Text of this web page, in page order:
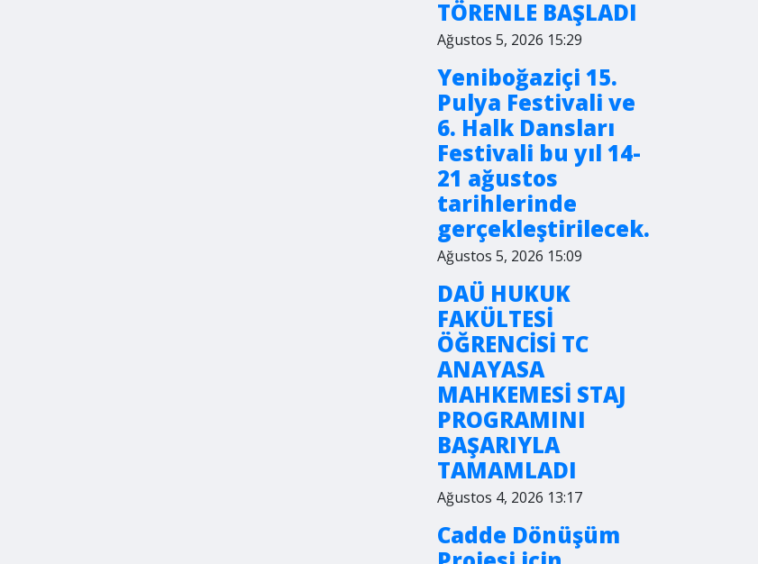
TÖRENLE BAŞLADI
Ağustos 5, 2026 15:29
Yeniboğaziçi 15.
Pulya Festivali ve
6. Halk Dansları
Festivali bu yıl 14-
21 ağustos
tarihlerinde
gerçekleştirilecek.
Ağustos 5, 2026 15:09
DAÜ HUKUK
FAKÜLTESİ
ÖĞRENCİSİ TC
ANAYASA
MAHKEMESİ STAJ
PROGRAMINI
BAŞARIYLA
TAMAMLADI
Ağustos 4, 2026 13:17
Cadde Dönüşüm